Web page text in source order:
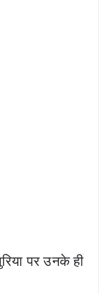
पर उनके ही